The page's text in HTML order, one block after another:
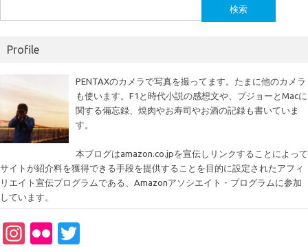
索:
Profile
PENTAXのカメラで写真を撮ってます。たまに他のカメラ
も使います。F1と時代小説の感想文や、プジョーとMacに
関する備忘録、焼肉やお寿司やお酒の記録も書いていま
す。
本ブログはamazon.co.jpを宣伝しリンクすることによって
サイトが紹介料を獲得できる手段を提供することを目的に設定されたアフィ
リエイト宣伝プログラムである、Amazonアソシエイト・プログラムに参加
しています。
In
Fl